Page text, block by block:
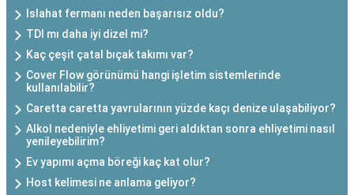
Islahat fermanı neden başarısız oldu?
TDI mı daha iyi dizel mi?
Kaç çeşit çatal bıçak takımı var?
Cover Flow görünümü hangi işletim sistemlerinde
kullanılabilir?
Caretta caretta yavrularının yüzde kaçı denize ulaşabiliyor?
Alkol nedeniyle ehliyetimi geri aldıktan sonra ehliyetimi nasıl
yenileyebilirim?
Ev yapımı açma böreği kaç kat olur?
Host kelimesi ne anlama geliyor?